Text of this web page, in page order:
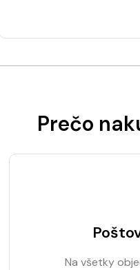
Prečo
Na všetky